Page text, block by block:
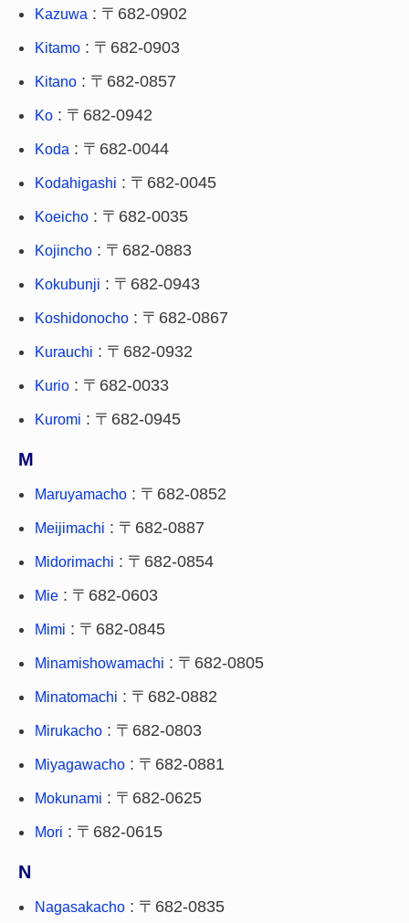
Kazuwa : 〒682-0902
Kitamo : 〒682-0903
Kitano : 〒682-0857
Ko : 〒682-0942
Koda : 〒682-0044
Kodahigashi : 〒682-0045
Koeicho : 〒682-0035
Kojincho : 〒682-0883
Kokubunji : 〒682-0943
Koshidonocho : 〒682-0867
Kurauchi : 〒682-0932
Kurio : 〒682-0033
Kuromi : 〒682-0945
M
Maruyamacho : 〒682-0852
Meijimachi : 〒682-0887
Midorimachi : 〒682-0854
Mie : 〒682-0603
Mimi : 〒682-0845
Minamishowamachi : 〒682-0805
Minatomachi : 〒682-0882
Mirukacho : 〒682-0803
Miyagawacho : 〒682-0881
Mokunami : 〒682-0625
Mori : 〒682-0615
N
Nagasakacho : 〒682-0835